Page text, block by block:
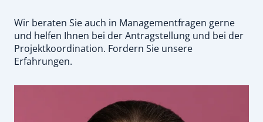
Wir beraten Sie auch in Managementfragen gerne
und helfen Ihnen bei der Antragstellung und bei der
Projektkoordination. Fordern Sie unsere
Erfahrungen.